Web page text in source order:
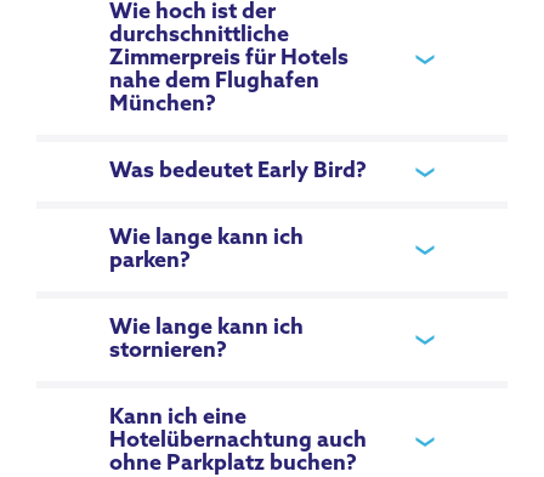
Wie hoch ist der
durchschnittliche
Zimmerpreis für Hotels
nahe dem Flughafen
München?
Was bedeutet Early Bird?
Wie lange kann ich
parken?
Wie lange kann ich
stornieren?
Kann ich eine
Hotelübernachtung auch
ohne Parkplatz buchen?